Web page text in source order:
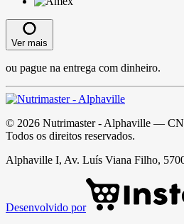
Ver mais
ou pague na entrega com dinheiro.
© 2026 Nutrimaster - Alphaville —
Todos os direitos reservados.
Alphaville I, Av. Luís Viana Filho,
Desenvolvido por